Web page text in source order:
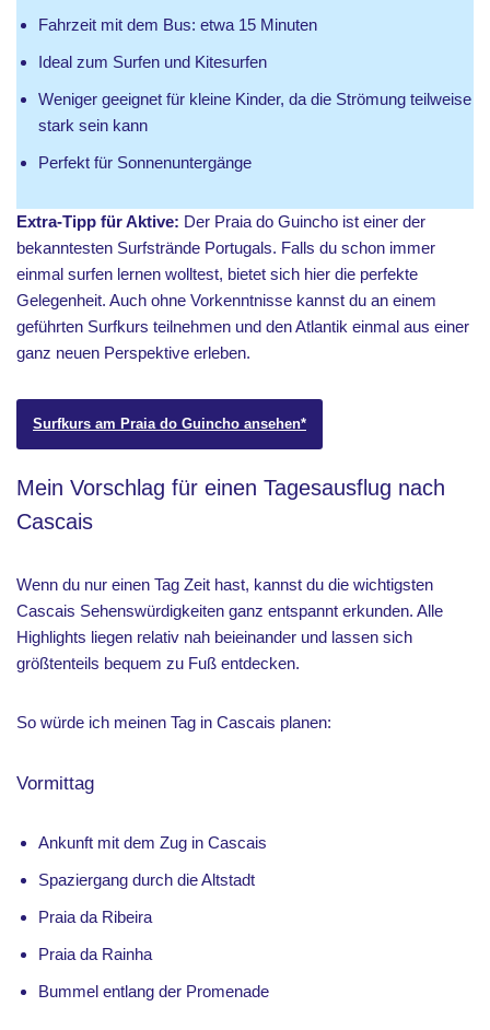
Fahrzeit mit dem Bus: etwa 15 Minuten
Ideal zum Surfen und Kitesurfen
Weniger geeignet für kleine Kinder, da die Strömung teilweise
stark sein kann
Perfekt für Sonnenuntergänge
Extra-Tipp für Aktive: Der Praia do Guincho ist einer der
bekanntesten Surfstrände Portugals. Falls du schon immer
einmal surfen lernen wolltest, bietet sich hier die perfekte
Gelegenheit. Auch ohne Vorkenntnisse kannst du an einem
geführten Surfkurs teilnehmen und den Atlantik einmal aus einer
ganz neuen Perspektive erleben.
Surfkurs am Praia do Guincho ansehen*
Mein Vorschlag für einen Tagesausflug nach
Cascais
Wenn du nur einen Tag Zeit hast, kannst du die wichtigsten
Cascais Sehenswürdigkeiten ganz entspannt erkunden. Alle
Highlights liegen relativ nah beieinander und lassen sich
größtenteils bequem zu Fuß entdecken.
So würde ich meinen Tag in Cascais planen:
Vormittag
Ankunft mit dem Zug in Cascais
Spaziergang durch die Altstadt
Praia da Ribeira
Praia da Rainha
Bummel entlang der Promenade